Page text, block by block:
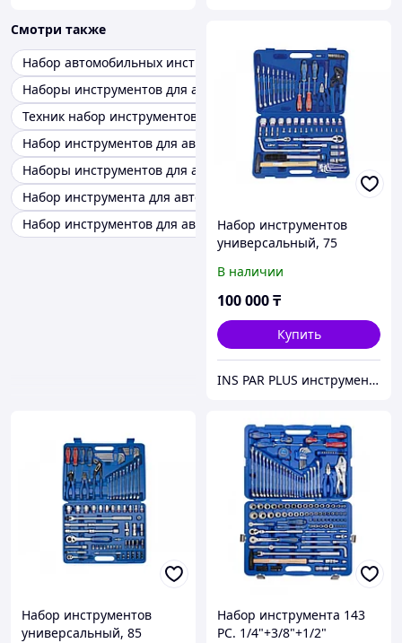
Смотри также
Набор автомобильных инструментов forsage
Наборы инструментов для авто werk
Техник набор инструментов для авто
Набор инструментов для автомастерских
Наборы инструментов для авто metabo
Набор инструмента для автомобилиста toptul
Набор инструментов для авто сайтаНабор инструментов
универсальный, 75
P7075MR01
В наличии
100 000₸
Купить
INS PAR PLUS инструмент профессиональный
Набор инструментов
универсальный, 85
Набор инструмента 143
PC. 1/4"+3/8"+1/2"